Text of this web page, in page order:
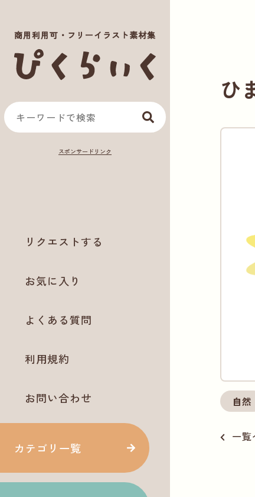
商用利用可・フリーイラスト素材集
リクエストする
お気に入り
よくある質問
利用規約
お問い合わせ
カテゴリ一覧
ひ
自然
一覧